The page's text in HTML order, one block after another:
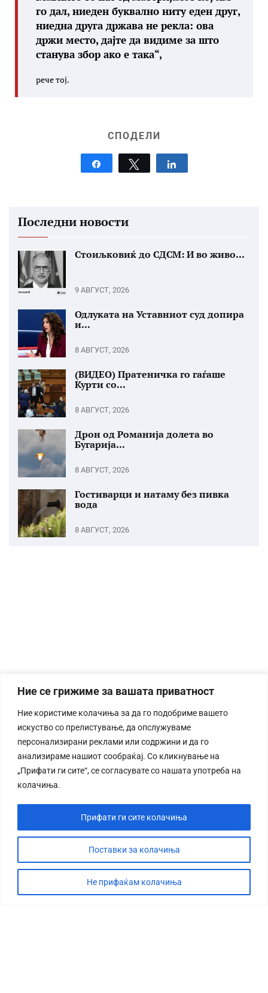
Ние се грижиме за вашата приватност
Ние користиме колачиња за да го подобриме вашето
искуство со прелистување, да опслужуваме
персонализирани реклами или содржини и да го
анализираме нашиот сообраќај. Со кликнување на
„Прифати ги сите“, се согласувате со нашата употреба на
колачиња.
Поставки за колачиња
Не прифаќам колачиња
Прифати ги сите колачиња
го дал, ниеден буквално ниту еден друг,
ниедна друга држава не рекла: ова
држи место, дајте да видиме за што
станува збор ако е така“,
рече тој.
СПОДЕЛИ
Tweet
Последни новости
Стоиљковиќ до СДСМ: И во живо...
9 АВГУСТ, 2026
Одлуката на Уставниот суд допира
и...
8 АВГУСТ, 2026
(ВИДЕО) Пратеничка го гаѓаше
Курти со...
8 АВГУСТ, 2026
Дрон од Романија долета во
Бугарија...
8 АВГУСТ, 2026
Гостиварци и натаму без пивка
вода
8 АВГУСТ, 2026